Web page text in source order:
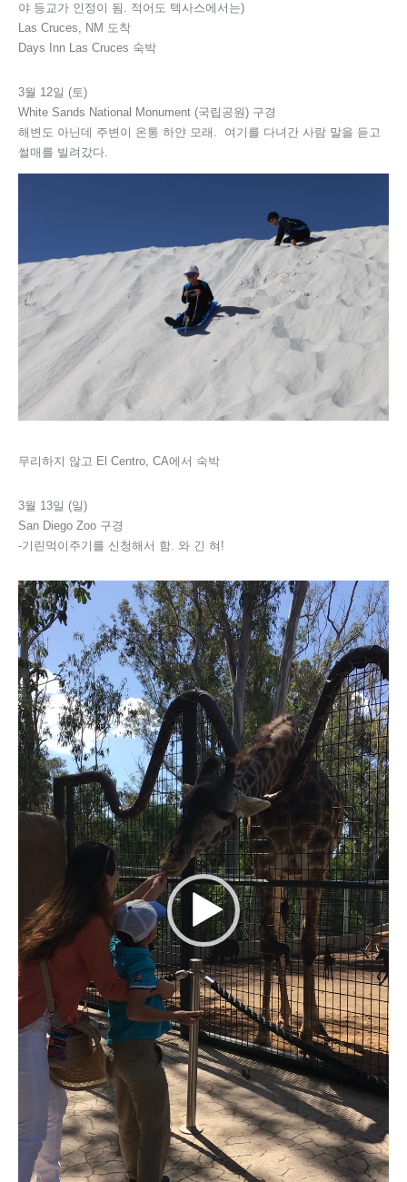
야 등교가 인정이 됨. 적어도 텍사스에서는)
Las Cruces, NM 도착
Days Inn Las Cruces 숙박
3월 12일 (토)
White Sands National Monument (국립공원) 구경
해변도 아닌데 주변이 온통 하얀 모래. 여기를 다녀간 사람 말을 듣고
썰매를 빌려갔다.
무리하지 않고 El Centro, CA에서 숙박
3월 13일 (일)
San Diego Zoo 구경
-기린먹이주기를 신청해서 함. 와 긴 혀!
비
디
오
플
레
이
어